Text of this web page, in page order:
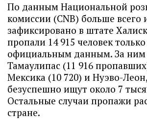
По данным Национальной
комиссии (CNB) больше всего
зафиксировано в штате
пропали 14 915 человек
официальным данным. За ним
Тамаулипас (11 916
Мексика (10 720) и Нуэво-
безуспешно ищут около 7
Остальные случаи пропажи
стране.